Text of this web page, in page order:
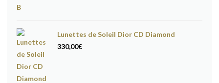
Lunettes de Soleil Dior CD Diamond
330,00€